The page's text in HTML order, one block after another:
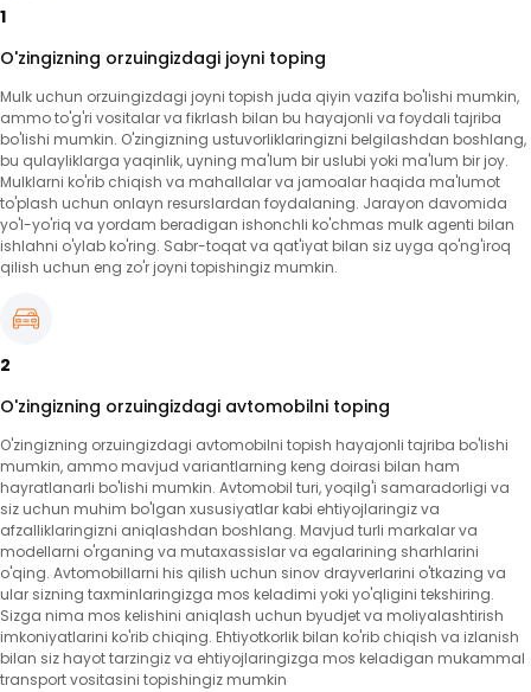
1
O'zingizning orzuingizdagi joyni toping
Mulk uchun orzuingizdagi joyni topish juda qiyin vazifa bo'lishi mumkin,
ammo to'g'ri vositalar va fikrlash bilan bu hayajonli va foydali tajriba
bo'lishi mumkin. O'zingizning ustuvorliklaringizni belgilashdan boshlang,
bu qulayliklarga yaqinlik, uyning ma'lum bir uslubi yoki ma'lum bir joy.
Mulklarni ko'rib chiqish va mahallalar va jamoalar haqida ma'lumot
to'plash uchun onlayn resurslardan foydalaning. Jarayon davomida
yo'l-yo'riq va yordam beradigan ishonchli ko'chmas mulk agenti bilan
ishlahni o'ylab ko'ring. Sabr-toqat va qat'iyat bilan siz uyga qo'ng'iroq
qilish uchun eng zo'r joyni topishingiz mumkin.
2
O'zingizning orzuingizdagi avtomobilni toping
O'zingizning orzuingizdagi avtomobilni topish hayajonli tajriba bo'lishi
mumkin, ammo mavjud variantlarning keng doirasi bilan ham
hayratlanarli bo'lishi mumkin. Avtomobil turi, yoqilg'i samaradorligi va
siz uchun muhim bo'lgan xususiyatlar kabi ehtiyojlaringiz va
afzalliklaringizni aniqlashdan boshlang. Mavjud turli markalar va
modellarni o'rganing va mutaxassislar va egalarining sharhlarini
o'qing. Avtomobillarni his qilish uchun sinov drayverlarini o'tkazing va
ular sizning taxminlaringizga mos keladimi yoki yo'qligini tekshiring.
Sizga nima mos kelishini aniqlash uchun byudjet va moliyalashtirish
imkoniyatlarini ko'rib chiqing. Ehtiyotkorlik bilan ko'rib chiqish va izlanish
bilan siz hayot tarzingiz va ehtiyojlaringizga mos keladigan mukammal
transport vositasini topishingiz mumkin